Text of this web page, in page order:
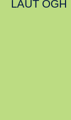
LAUT OGH